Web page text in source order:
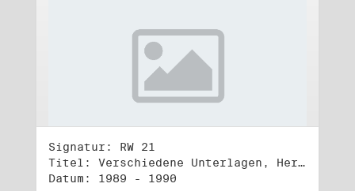
Signatur: RW 21
Titel: Verschiedene Unterlagen, Herbst 1989 bis Herbst 1990
Datum: 1989 - 1990